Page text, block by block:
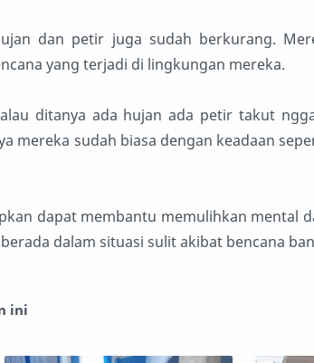
dan petir juga sudah berkurang.
yang terjadi di lingkungan mereka.
ditanya ada hujan ada petir takut
mereka sudah biasa dengan keadaan
dapat membantu memulihkan mental
dalam situasi sulit akibat bencana
ini